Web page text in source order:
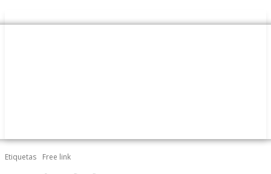
Etiquetas Free link